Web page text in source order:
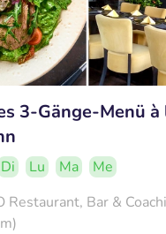
3-Gänge-Menü à
Di Lu Ma
Me
Restaurant, Bar &